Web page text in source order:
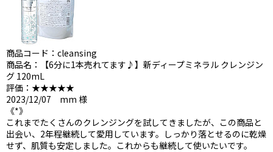
商品コード：cleansing
商品名：【6分に1本売れてます♪】新ディープミネラル クレンジン
グ 120mL
評価：★★★★★
2023/12/07 mm 様
《*》
これまでたくさんのクレンジングを試してきましたが、この商品と
出会い、2年程継続して愛用しています。しっかり落とせるのに乾燥
せず、肌質も安定しました。これからも継続して使いたいです。